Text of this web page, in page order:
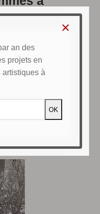
Read More
an des
projets en
artistiques à
×